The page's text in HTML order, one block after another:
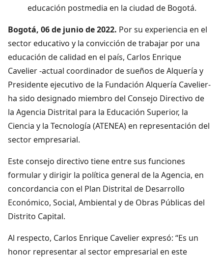
educación postmedia en la ciudad de Bogotá.
Bogotá, 06 de junio de 2022. Por su experiencia en el
sector educativo y la convicción de trabajar por una
educación de calidad en el país, Carlos Enrique
Cavelier -actual coordinador de sueños de Alquería y
Presidente ejecutivo de la Fundación Alquería Cavelier-
ha sido designado miembro del Consejo Directivo de
la Agencia Distrital para la Educación Superior, la
Ciencia y la Tecnología (ATENEA) en representación del
sector empresarial.
Este consejo directivo tiene entre sus funciones
formular y dirigir la política general de la Agencia, en
concordancia con el Plan Distrital de Desarrollo
Económico, Social, Ambiental y de Obras Públicas del
Distrito Capital.
Al respecto, Carlos Enrique Cavelier expresó: “Es un
honor representar al sector empresarial en este